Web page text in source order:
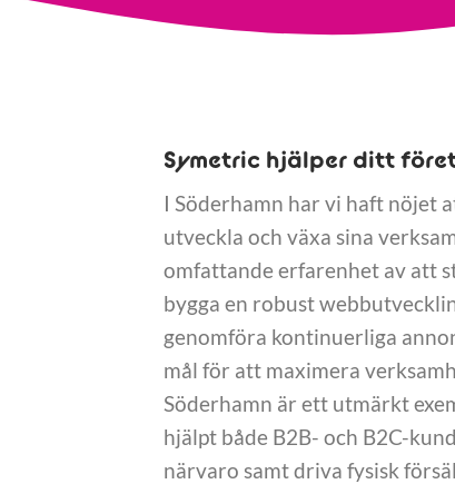
Symetric hjälper ditt
I Söderhamn har vi haft nöjet
utveckla och växa sina
omfattande erfarenhet av att
bygga en robust
genomföra kontinuerliga
mål för att maximera
Söderhamn är ett utmärkt
hjälpt både B2B- och B2C-
närvaro samt driva fysisk